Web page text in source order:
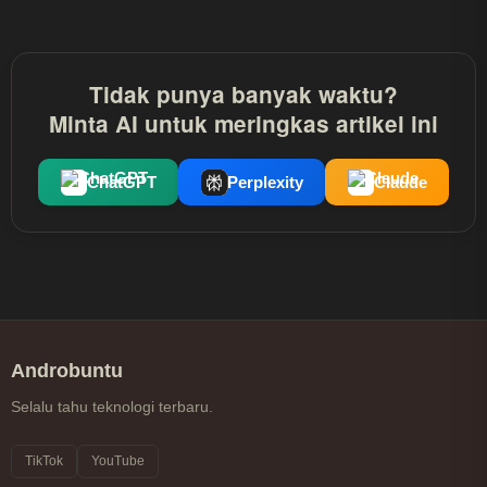
Tidak punya banyak waktu?
Minta AI untuk meringkas artikel ini
ChatGPT Perplexity Claude
Androbuntu
Selalu tahu teknologi terbaru.
TikTok YouTube